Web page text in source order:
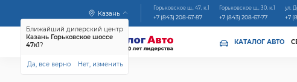
Казань
Ближайший дилерский центр
Казань Горьковское шоссе
47к1?
Да, все верно Нет, изменить
Горьковское ш., 47, к.1
+7 (843) 208-67-87
Горьковское ш., 30, к.1
+7 (843) 208-67-77
ул.
+7
КАТАЛОГ АВТО